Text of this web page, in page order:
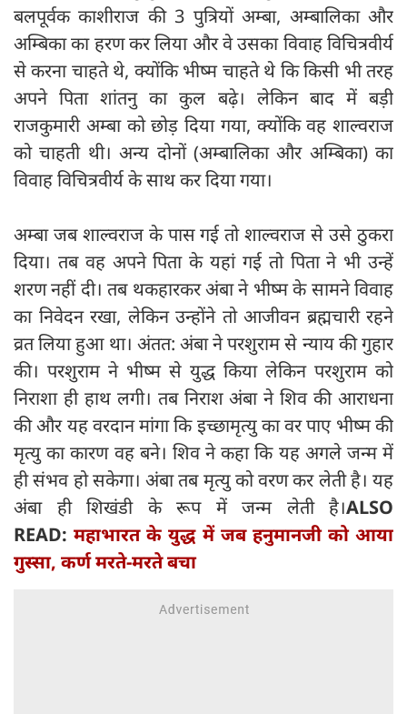
बलपूर्वक काशीराज की 3 पुत्रियों अम्बा, अम्बालिका और
अम्बिका का हरण कर लिया और वे उसका विवाह विचित्रवीर्य
से करना चाहते थे, क्योंकि भीष्म चाहते थे कि किसी भी तरह
अपने पिता शांतनु का कुल बढ़े। लेकिन बाद में बड़ी
राजकुमारी अम्बा को छोड़ दिया गया, क्योंकि वह शाल्वराज
को चाहती थी। अन्य दोनों (अम्बालिका और अम्बिका) का
विवाह विचित्रवीर्य के साथ कर दिया गया।
अम्बा जब शाल्वराज के पास गई तो शाल्वराज से उसे ठुकरा
दिया। तब वह अपने पिता के यहां गई तो पिता ने भी उन्हें
शरण नहीं दी। तब थकहारकर अंबा ने भीष्म के सामने विवाह
का निवेदन रखा, लेकिन उन्होंने तो आजीवन ब्रह्मचारी रहने
व्रत लिया हुआ था। अंतत: अंबा ने परशुराम से न्याय की गुहार
की। परशुराम ने भीष्म से युद्ध किया लेकिन परशुराम को
निराशा ही हाथ लगी। तब निराश अंबा ने शिव की आराधना
की और यह वरदान मांगा कि इच्छामृत्यु का वर पाए भीष्म की
मृत्यु का कारण वह बने। शिव ने कहा कि यह अगले जन्म में
ही संभव हो सकेगा। अंबा तब मृत्यु को वरण कर लेती है। यह
अंबा ही शिखंडी के रूप में जन्म लेती है।ALSO
READ:महाभारत के युद्ध में जब हनुमानजी को आया
गुस्सा, कर्ण मरते-मरते बचा